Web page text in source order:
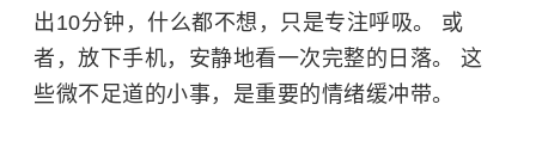
出10分钟，什么都不想，只是专注呼吸。 或
者，放下手机，安静地看一次完整的日落。 这
些微不足道的小事，是重要的情绪缓冲带。